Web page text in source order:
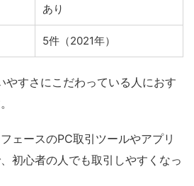
あり
5件（2021年）
やすさにこだわっている人におす
ェースのPC取引ツールやアプリ
初心者の人でも取引しやすくなっ